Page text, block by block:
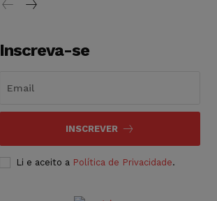
Inscreva-se
INSCREVER
Li e aceito a Política de Privacidade.